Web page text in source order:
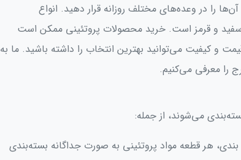
را در وعده‌های مختلف روزانه قرار دهید. انواع
و قرمز است. خرید محصولات پروتئینی ممکن است
و کیفیت می‌توانید بهترین انتخاب را داشته باشید. ما به
را معرفی می‌کنیم.
می‌شوند، از جمله:
هر قطعه مواد پروتئینی به صورت جداگانه بسته‌بندی